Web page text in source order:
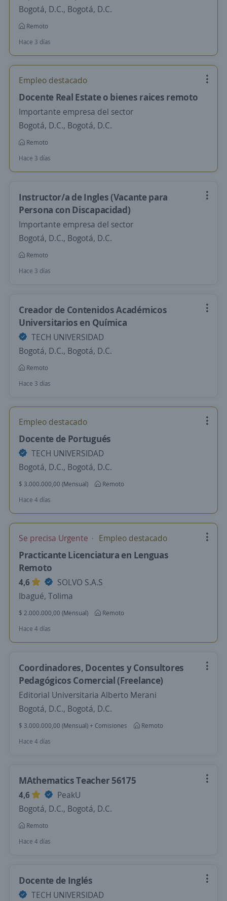
Bogotá, D.C., Bogotá, D.C.
Remoto
Hace 3 días
Empleo destacado
Docente Real Estate o bienes raices remoto
Importante empresa del sector
Bogotá, D.C., Bogotá, D.C.
Remoto
Hace 3 días
Instructor/a de Ingles (Vacante para
Persona con Discapacidad)
Importante empresa del sector
Bogotá, D.C., Bogotá, D.C.
Remoto
Hace 3 días
Creador de Contenidos Académicos
Universitarios en Química
TECH UNIVERSIDAD
Bogotá, D.C., Bogotá, D.C.
Remoto
Hace 3 días
Empleo destacado
Docente de Portugués
TECH UNIVERSIDAD
Bogotá, D.C., Bogotá, D.C.
$ 3.000.000,00 (Mensual)
Remoto
Hace 4 días
Se precisa Urgente Empleo destacado
Practicante Licenciatura en Lenguas
Remoto
4,6
SOLVO S.A.S
Ibagué, Tolima
$ 2.000.000,00 (Mensual)
Remoto
Hace 4 días
Coordinadores, Docentes y Consultores
Pedagógicos Comercial (Freelance)
Editorial Universitaria Alberto Merani
Bogotá, D.C., Bogotá, D.C.
$ 3.000.000,00 (Mensual) + Comisiones
Remoto
Hace 4 días
MAthematics Teacher 56175
4,6
PeakU
Bogotá, D.C., Bogotá, D.C.
Remoto
Hace 4 días
Docente de Inglés
TECH UNIVERSIDAD